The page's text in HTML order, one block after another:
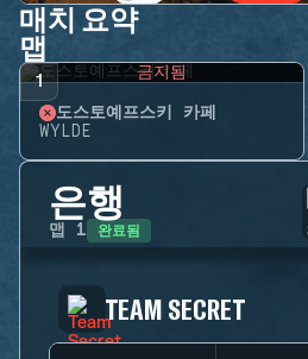
매치 요약
맵
1 금지됨
도스토예프스키 카페
WYLDE
은행
맵 1 완료됨
TEAM SECRET